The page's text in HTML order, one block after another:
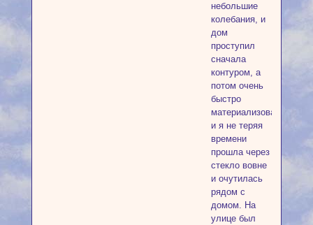
небольшие
колебания, и
дом
проступил
сначала
контуром, а
потом очень
быстро
материализовался,
и я не теряя
времени
прошла через
стекло вовне
и очутилась
рядом с
домом. На
улице был